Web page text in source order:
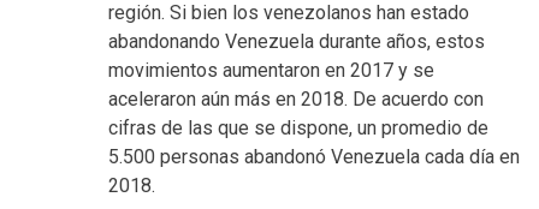
región. Si bien los venezolanos han estado
abandonando Venezuela durante años, estos
movimientos aumentaron en 2017 y se
aceleraron aún más en 2018. De acuerdo con
cifras de las que se dispone, un promedio de
5.500 personas abandonó Venezuela cada día en
2018.